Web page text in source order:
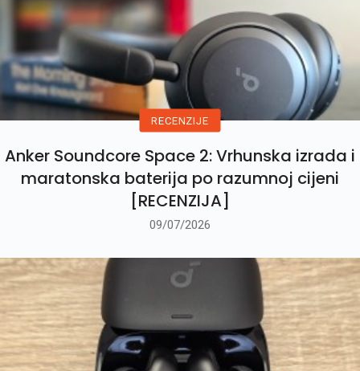
RECENZIJE
Anker Soundcore Space 2: Vrhunska izrada i
maratonska baterija po razumnoj cijeni
[RECENZIJA]
09/07/2026